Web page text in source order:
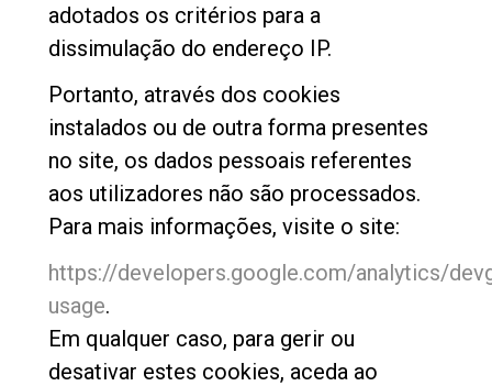
adotados os critérios para a
dissimulação do endereço IP.
Portanto, através dos cookies
instalados ou de outra forma presentes
no site, os dados pessoais referentes
aos utilizadores não são processados.
Para mais informações, visite o site:
https://developers.google.com/analytics/
usage.
Em qualquer caso, para gerir ou
desativar estes cookies, aceda ao
Todos
Produtos
Notícias